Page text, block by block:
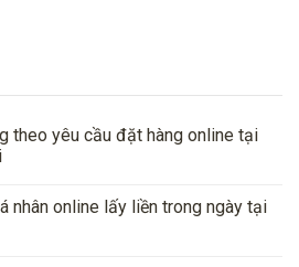
theo yêu cầu đặt hàng online tại
nhân online lấy liền trong ngày tại